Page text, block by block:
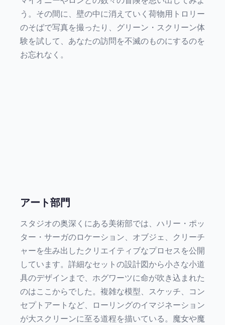
う。その間に、壁の中に消えていく荷物用トロリー
のそばで写真を撮ったり、グリーン・スクリーン体
験を試して、あなたの訪問を不滅のものにするのを
お忘れなく。
アート部門
スタジオの奥深くにある美術部では、ハリー・ポッ
ター・サーガのロケーション、オブジェ、クリーチ
ャーを生み出したクリエイティブなプロセスを公開
しています。詳細なセットの設計図から小さな小道
具のデザインまで、ホグワーツに命が吹き込まれた
のはここからでした。複雑な模型、スケッチ、コン
セプトアートなど、ローリングのイマジネーション
が大スクリーンに至る道程を描いている。魔女や魔